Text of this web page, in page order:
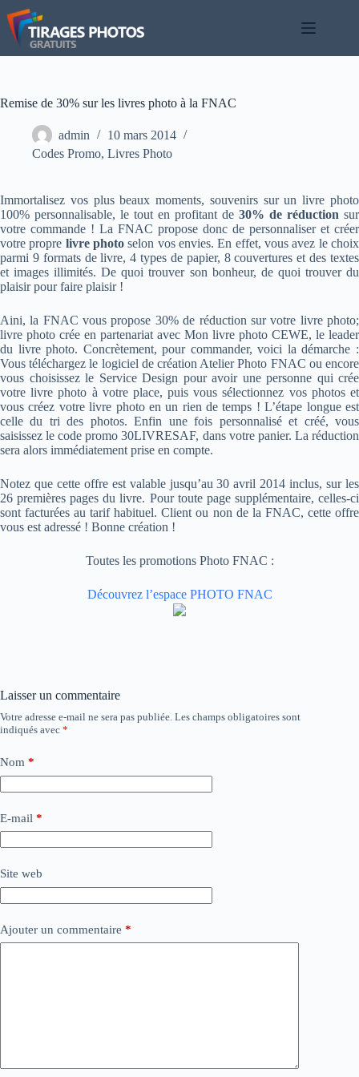
Passer
au
contenu
Remise de 30% sur les livres photo à la FNAC
admin
10 mars 2014
Codes Promo, Livres Photo
Immortalisez vos plus beaux moments, souvenirs sur un livre photo
100% personnalisable, le tout en profitant de 30% de réduction sur
votre commande ! La FNAC propose donc de personnaliser et créer
votre propre livre photo selon vos envies. En effet, vous avez le choix
parmi 9 formats de livre, 4 types de papier, 8 couvertures et des textes
et images illimités. De quoi trouver son bonheur, de quoi trouver du
plaisir pour faire plaisir !
Aini, la FNAC vous propose 30% de réduction sur votre livre photo;
livre photo crée en partenariat avec Mon livre photo CEWE, le leader
du livre photo. Concrètement, pour commander, voici la démarche :
Vous téléchargez le logiciel de création Atelier Photo FNAC ou encore
vous choisissez le Service Design pour avoir une personne qui crée
votre livre photo à votre place, puis vous sélectionnez vos photos et
vous créez votre livre photo en un rien de temps ! L’étape longue est
celle du tri des photos. Enfin une fois personnalisé et créé, vous
saisissez le code promo 30LIVRESAF, dans votre panier. La réduction
sera alors immédiatement prise en compte.
Notez que cette offre est valable jusqu’au 30 avril 2014 inclus, sur les
26 premières pages du livre. Pour toute page supplémentaire, celles-ci
sont facturées au tarif habituel. Client ou non de la FNAC, cette offre
vous est adressé ! Bonne création !
Toutes les promotions Photo FNAC :
Découvrez l’espace PHOTO FNAC
Laisser un commentaire
Votre adresse e-mail ne sera pas publiée. Les champs obligatoires sont
indiqués avec *
Nom *
E-mail *
Site web
Ajouter un commentaire *